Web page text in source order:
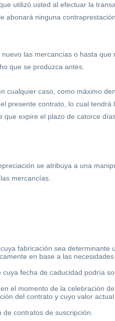
utilizó usted al efectuar la
abonará ninguna
las mercancías o hasta que
que se produzca antes.
cualquier caso, como máximo
presente contrato, lo cual tendrá
que expire el plazo de catorce
se atribuya a una
mercancías.
fabricación sea determinante
en base a las
fecha de caducidad podría
el momento de la celebración
del contrato y cuyo valor
contratos de suscripción.